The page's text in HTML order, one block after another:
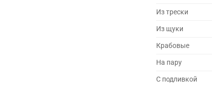
Из трески
Из щуки
Крабовые
На пару
С подливкой